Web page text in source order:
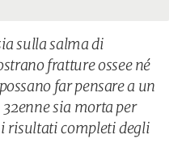
sulla salma di
fratture ossee né
far pensare a un
sia morta per
risultati completi degli